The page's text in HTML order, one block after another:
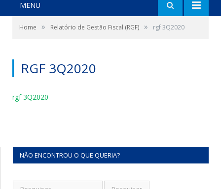
MENU
Home » Relatório de Gestão Fiscal (RGF) » rgf 3Q2020
RGF 3Q2020
rgf 3Q2020
NÃO ENCONTROU O QUE QUERIA?